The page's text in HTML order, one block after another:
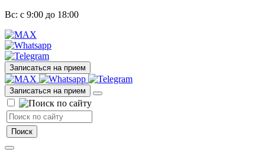
Вс: с 9:00 до 18:00
Записаться на прием
Записаться на прием